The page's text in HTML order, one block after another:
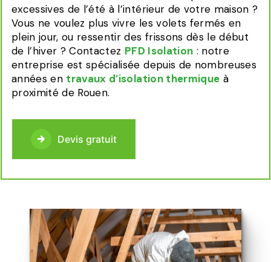
excessives de l’été à l’intérieur de votre maison ?
Vous ne voulez plus vivre les volets fermés en
plein jour, ou ressentir des frissons dès le début
de l’hiver ? Contactez PFD Isolation : notre
entreprise est spécialisée depuis de nombreuses
années en travaux d’isolation thermique à
proximité de Rouen.
Devis gratuit